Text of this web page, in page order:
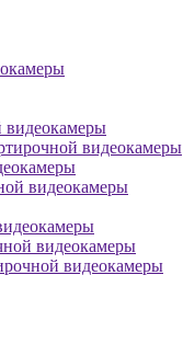
видеокамеры
видеокамеры
видеокамеры
видеокамеры
видеокамеры